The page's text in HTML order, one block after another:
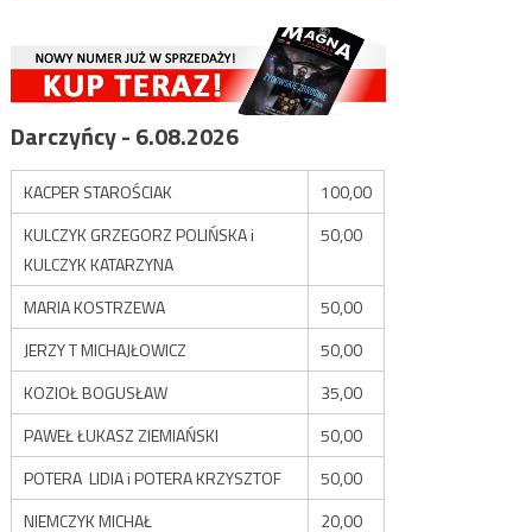
Darczyńcy - 6.08.2026
KACPER STAROŚCIAK
100,00
KULCZYK GRZEGORZ POLIŃSKA i
KULCZYK KATARZYNA
50,00
MARIA KOSTRZEWA
50,00
JERZY T MICHAJŁOWICZ
50,00
KOZIOŁ BOGUSŁAW
35,00
PAWEŁ ŁUKASZ ZIEMIAŃSKI
50,00
POTERA LIDIA i POTERA KRZYSZTOF
50,00
NIEMCZYK MICHAŁ
20,00